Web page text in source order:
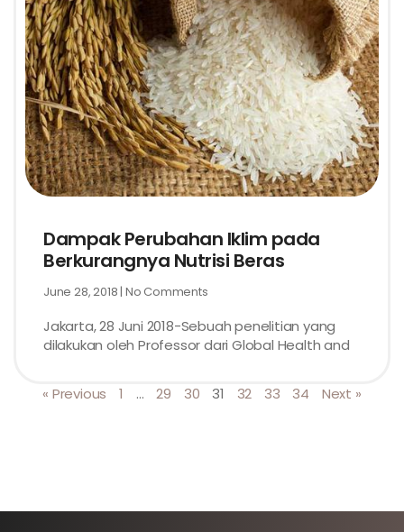
Dampak Perubahan Iklim pada
Berkurangnya Nutrisi Beras
June 28, 2018 No Comments
Jakarta, 28 Juni 2018-Sebuah penelitian yang
dilakukan oleh Professor dari Global Health and
« Previous 1 … 29 30 31 32 33 34 Next »